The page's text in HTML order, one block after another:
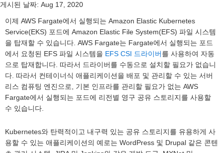
게시된 날짜: Aug 17, 2020
이제 AWS Fargate에서 실행되는 Amazon Elastic Kubernetes
Service(EKS) 포드에 Amazon Elastic File System(EFS) 파일 시스템
을 탑재할 수 있습니다. AWS Fargate는 Fargate에서 실행되는 포드
에서 요청된 EFS 파일 시스템을 EFS CSI 드라이버를 사용하여 자동
으로 탑재합니다. 따라서 드라이버를 수동으로 설치할 필요가 없습니
다. 따라서 컨테이너식 애플리케이션을 배포 및 관리할 수 있는 서버
리스 컴퓨팅 엔진으로, 기본 인프라를 관리할 필요가 없는 AWS
Fargate에서 실행되는 포드에 리전별 영구 공유 스토리지를 사용할
수 있습니다.
Kubernetes와 탄력적이고 내구력 있는 공유 스토리지를 유용하게 사
용할 수 있는 애플리케이션의 예로는 WordPress 및 Drupal 같은 콘텐